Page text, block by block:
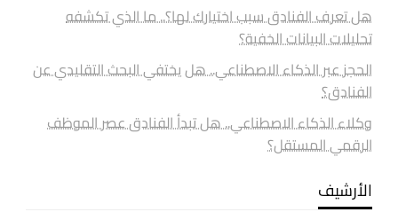
هل تعرف الفنادق سبب اختيارك لها؟.. ما الذي تكشفه
تحليلات البيانات الخفية؟
الحجز عبر الذكاء الاصطناعي.. هل يختفي البحث التقليدي عن
الفنادق؟
وكلاء الذكاء الاصطناعي.. هل تبدأ الفنادق عصر الموظف
الرقمي المستقل؟
الأرشيف